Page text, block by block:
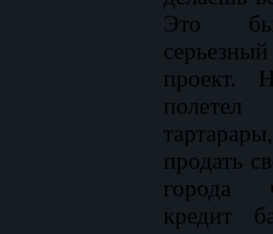
Это
проект.
продать
города
кредит